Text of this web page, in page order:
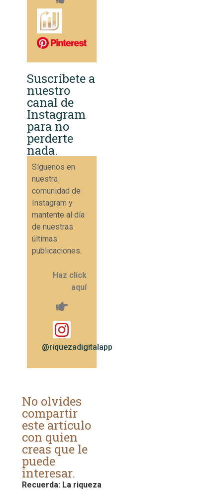
Suscríbete a
nuestro
canal de
Instagram
para no
perderte
nada.
Síguenos en
nuestra
comunidad de
Instagram y
mantente al día
de nuestras
últimas
publicaciones.
Haz click
aquí
@riquezadigitalapp
No olvides
compartir
este artículo
con quien
creas que le
puede
interesar.
Recuerda: La riqueza